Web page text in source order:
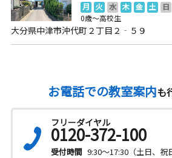
月 火 水 木 金 土
日
0歳～高校生
大分県中津市沖代町２丁目２‐５９
お電話での教室案内も
フリーダイヤル
0120-372-100
受付時間 9:30～17:30（土日、祝